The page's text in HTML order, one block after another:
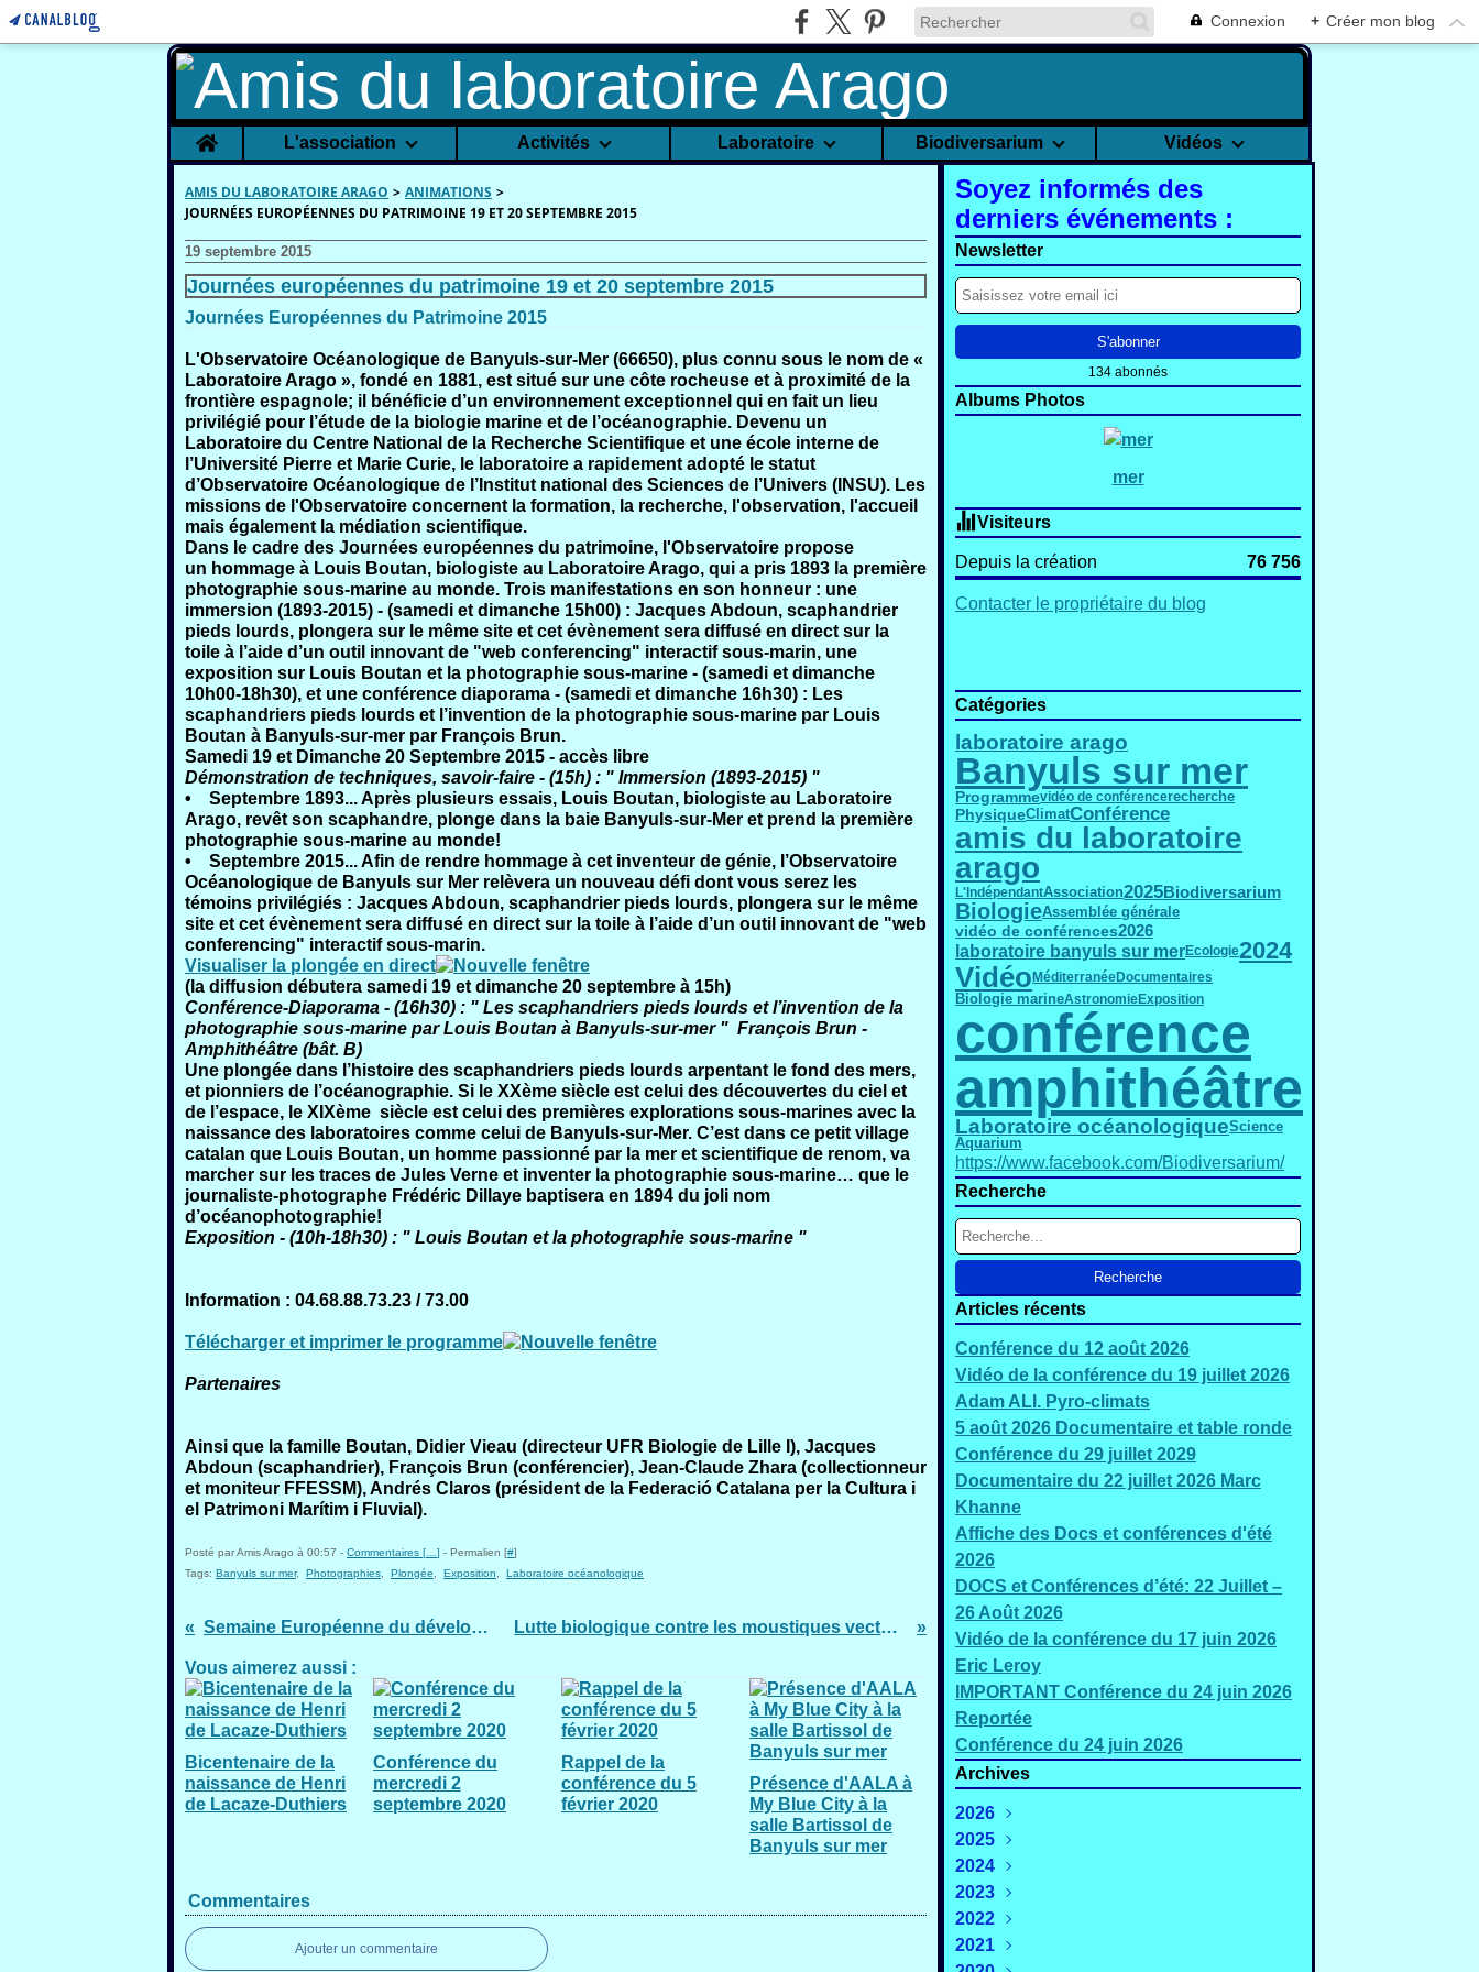
Connexion + Créer mon blog
Home L'association Activités Laboratoire Biodiversarium Vidéos
AMIS DU LABORATOIRE ARAGO > ANIMATIONS >
JOURNÉES EUROPÉENNES DU PATRIMOINE 19 ET 20 SEPTEMBRE 2015
19 septembre 2015
Journées européennes du patrimoine 19 et 20 septembre 2015
Journées Européennes du Patrimoine 2015
L'Observatoire Océanologique de Banyuls-sur-Mer (66650), plus connu sous le nom de «
Laboratoire Arago », fondé en 1881, est situé sur une côte rocheuse et à proximité de la
frontière espagnole; il bénéficie d’un environnement exceptionnel qui en fait un lieu
privilégié pour l’étude de la biologie marine et de l’océanographie. Devenu un
Laboratoire du Centre National de la Recherche Scientifique et une école interne de
l’Université Pierre et Marie Curie, le laboratoire a rapidement adopté le statut
d’Observatoire Océanologique de l’Institut national des Sciences de l’Univers (INSU). Les
missions de l'Observatoire concernent la formation, la recherche, l'observation, l'accueil
mais également la médiation scientifique.
Dans le cadre des Journées européennes du patrimoine, l'Observatoire propose
un hommage à Louis Boutan, biologiste au Laboratoire Arago, qui a pris 1893 la première
photographie sous-marine au monde. Trois manifestations en son honneur : une
immersion (1893-2015) - (samedi et dimanche 15h00) : Jacques Abdoun, scaphandrier
pieds lourds, plongera sur le même site et cet évènement sera diffusé en direct sur la
toile à l’aide d’un outil innovant de "web conferencing" interactif sous-marin, une
exposition sur Louis Boutan et la photographie sous-marine - (samedi et dimanche
10h00-18h30), et une conférence diaporama - (samedi et dimanche 16h30) : Les
scaphandriers pieds lourds et l’invention de la photographie sous-marine par Louis
Boutan à Banyuls-sur-mer par François Brun.
Samedi 19 et Dimanche 20 Septembre 2015 - accès libre
Démonstration de techniques, savoir-faire - (15h) : " Immersion (1893-2015) "
• Septembre 1893... Après plusieurs essais, Louis Boutan, biologiste au Laboratoire
Arago, revêt son scaphandre, plonge dans la baie Banyuls-sur-Mer et prend la première
photographie sous-marine au monde!
• Septembre 2015... Afin de rendre hommage à cet inventeur de génie, l’Observatoire
Océanologique de Banyuls sur Mer relèvera un nouveau défi dont vous serez les
témoins privilégiés : Jacques Abdoun, scaphandrier pieds lourds, plongera sur le même
site et cet évènement sera diffusé en direct sur la toile à l’aide d’un outil innovant de "web
conferencing" interactif sous-marin.
Visualiser la plongée en direct
(la diffusion débutera samedi 19 et dimanche 20 septembre à 15h)
Conférence-Diaporama - (16h30) : " Les scaphandriers pieds lourds et l’invention de la
photographie sous-marine par Louis Boutan à Banyuls-sur-mer " François Brun -
Amphithéâtre (bât. B)
Une plongée dans l’histoire des scaphandriers pieds lourds arpentant le fond des mers,
et pionniers de l’océanographie. Si le XXème siècle est celui des découvertes du ciel et
de l’espace, le XIXème siècle est celui des premières explorations sous-marines avec la
naissance des laboratoires comme celui de Banyuls-sur-Mer. C’est dans ce petit village
catalan que Louis Boutan, un homme passionné par la mer et scientifique de renom, va
marcher sur les traces de Jules Verne et inventer la photographie sous-marine… que le
journaliste-photographe Frédéric Dillaye baptisera en 1894 du joli nom
d’océanophotographie!
Exposition - (10h-18h30) : " Louis Boutan et la photographie sous-marine "
Information : 04.68.88.73.23 / 73.00
Télécharger et imprimer le programme
Partenaires
Ainsi que la famille Boutan, Didier Vieau (directeur UFR Biologie de Lille I), Jacques
Abdoun (scaphandrier), François Brun (conférencier), Jean-Claude Zhara (collectionneur
et moniteur FFESSM), Andrés Claros (président de la Federació Catalana per la Cultura i
el Patrimoni Marítim i Fluvial).
Posté par Amis Arago à 00:57 - Commentaires [ ] - Permalien [#]
Tags: Banyuls sur mer, Photographies Plongée Exposition Laboratoire océanologique
Semaine Européenne du développement durable 2015 30 mai au 5 juin 2015 Lutte biologique contre les moustiques vecteurs de maladies par Anne Marie GODFRIN ESTEVENON
Vous aimerez aussi :
Bicentenaire de la
naissance de Henri
de Lacaze-Duthiers
Conférence du
mercredi 2
septembre 2020
Rappel de la
conférence du 5
février 2020
Présence d'AALA à
My Blue City à la
salle Bartissol de
Banyuls sur mer
Commentaires
Ajouter un commentaire
Soyez informés des
derniers événements :
Newsletter
134 abonnés
Albums Photos
mer
Visiteurs
Depuis la création 76 756
Contacter le propriétaire du blog
Catégories
laboratoire arago
Banyuls sur mer
Programmevidéo de conférencerecherche
PhysiqueClimatConférence
amis du laboratoire
arago
L'IndépendantAssociation2025Biodiversarium
BiologieAssemblée générale
vidéo de conférences2026
laboratoire banyuls sur merEcologie2024
Vidéo MéditerranéeDocumentaires
Biologie marineAstronomieExposition
conférence
amphithéâtre
Laboratoire océanologiqueScience
Aquarium
https://www.facebook.com/Biodiversarium/
Recherche
Articles récents
Conférence du 12 août 2026
Vidéo de la conférence du 19 juillet 2026
Adam ALI. Pyro-climats
5 août 2026 Documentaire et table ronde
Conférence du 29 juillet 2029
Documentaire du 22 juillet 2026 Marc
Khanne
Affiche des Docs et conférences d'été
2026
DOCS et Conférences d’été: 22 Juillet –
26 Août 2026
Vidéo de la conférence du 17 juin 2026
Eric Leroy
IMPORTANT Conférence du 24 juin 2026
Reportée
Conférence du 24 juin 2026
Archives
2026
Août
Juillet
Juin
Mai (2)
Mars
2025
Décembre
Novembre
Octobre
Septembre
2024
Décembre
Novembre
Octobre
2023
Décembre
Novembre
2022
Décembre
2021